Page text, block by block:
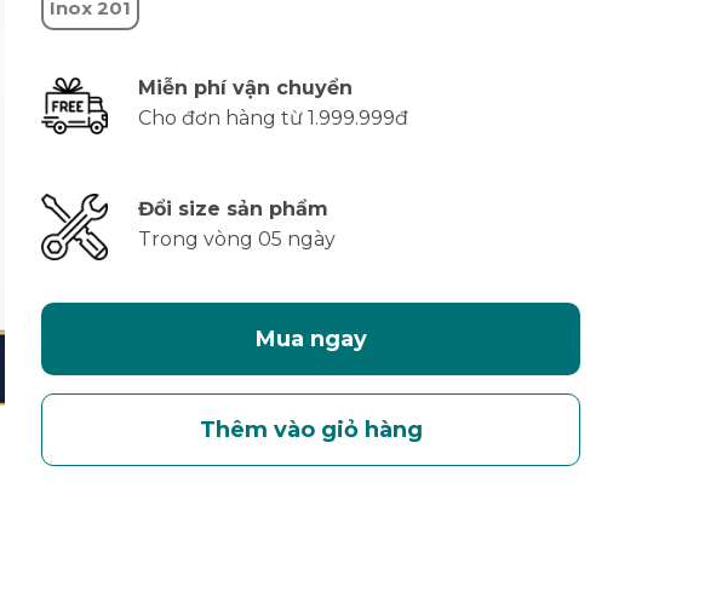
Inox 201
Miễn phí vận chuyển
Cho đơn hàng từ 1.999.999đ
Đổi size sản phẩm
Trong vòng 05 ngày
Mua ngay
Thêm vào giỏ hàng